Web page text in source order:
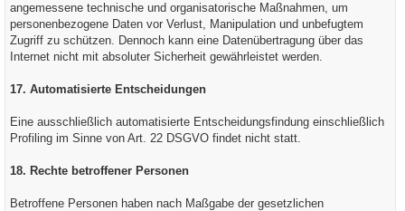
angemessene technische und organisatorische Maßnahmen, um
personenbezogene Daten vor Verlust, Manipulation und unbefugtem
Zugriff zu schützen. Dennoch kann eine Datenübertragung über das
Internet nicht mit absoluter Sicherheit gewährleistet werden.
17. Automatisierte Entscheidungen
Eine ausschließlich automatisierte Entscheidungsfindung einschließlich
Profiling im Sinne von Art. 22 DSGVO findet nicht statt.
18. Rechte betroffener Personen
Betroffene Personen haben nach Maßgabe der gesetzlichen